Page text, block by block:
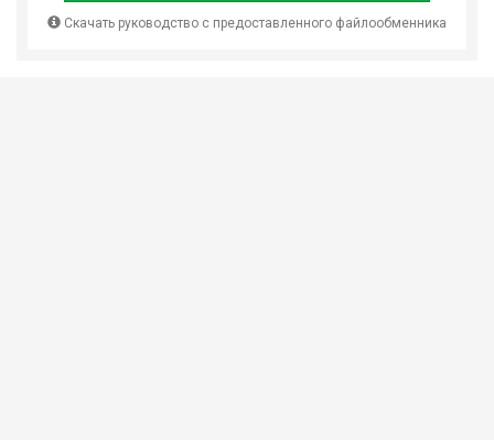
Скачать руководство с предоставленного файлообменника